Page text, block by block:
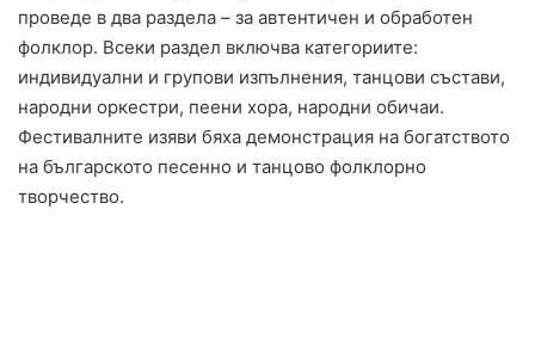
проведе в два раздела – за автентичен и обработен
фолклор. Всеки раздел включва категориите:
индивидуални и групови изпълнения, танцови състави,
народни оркестри, пеени хора, народни обичаи.
Фестивалните изяви бяха демонстрация на богатството
на българското песенно и танцово фолклорно
творчество.